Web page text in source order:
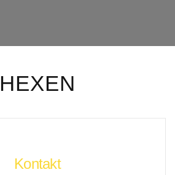
HEXEN
Kontakt